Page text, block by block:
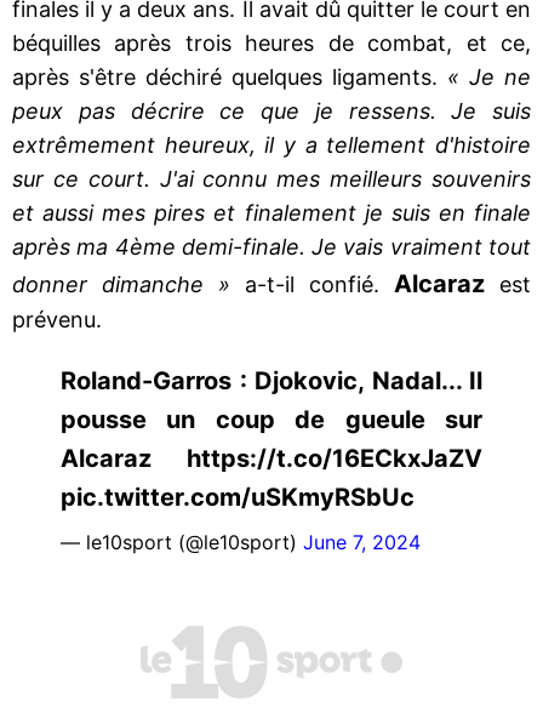
finales il y a deux ans. Il avait dû quitter le court en
béquilles après trois heures de combat, et ce,
après s'être déchiré quelques ligaments. « Je ne
peux pas décrire ce que je ressens. Je suis
extrêmement heureux, il y a tellement d'histoire
sur ce court. J'ai connu mes meilleurs souvenirs
et aussi mes pires et finalement je suis en finale
après ma 4ème demi-finale. Je vais vraiment tout
donner dimanche » a-t-il confié. Alcaraz est
prévenu.
Roland-Garros : Djokovic, Nadal... Il
pousse un coup de gueule sur
Alcaraz https://t.co/16ECkxJaZV
pic.twitter.com/uSKmyRSbUc
— le10sport (@le10sport) June 7, 2024